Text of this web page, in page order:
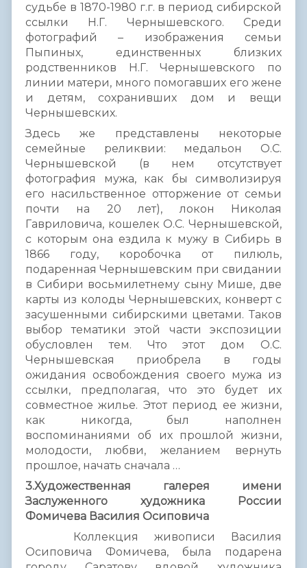
судьбе в 1870-1980 г.г. в период сибирской
ссылки Н.Г. Чернышевского. Среди
фотографий – изображения семьи
Пыпиных, единственных близких
родственников Н.Г. Чернышевского по
линии матери, много помогавших его жене
и детям, сохранивших дом и вещи
Чернышевских.
Здесь же представлены некоторые
семейные реликвии: медальон О.С.
Чернышевской (в нем отсутствует
фотография мужа, как бы символизируя
его насильственное отторжение от семьи
почти на 20 лет), локон Николая
Гавриловича, кошелек О.С. Чернышевской,
с которым она ездила к мужу в Сибирь в
1866 году, коробочка от пилюль,
подаренная Чернышевским при свидании
в Сибири восьмилетнему сыну Мише, две
карты из колоды Чернышевских, конверт с
засушенными сибирскими цветами. Таков
выбор тематики этой части экспозиции
обусловлен тем. Что этот дом О.С.
Чернышевская приобрела в годы
ожидания освобождения своего мужа из
ссылки, предполагая, что это будет их
совместное жилье. Этот период ее жизни,
как никогда, был наполнен
воспоминаниями об их прошлой жизни,
молодости, любви, желанием вернуть
прошлое, начать сначала …
3.Художественная галерея имени
Заслуженного художника России
Фомичева Василия Осиповича
Коллекция живописи Василия
Осиповича Фомичева, была подарена